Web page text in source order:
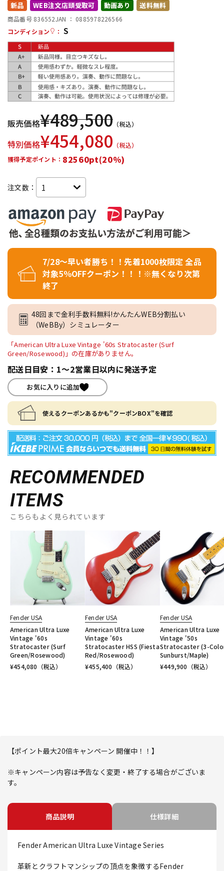
配信/ライブ機器
中古 ヴィンテージ
新品 WEB注文店頭受取可 動画あり 送料無料
商品番号 836552JAN ： 0885978226566
コンディション
： S
販売価格¥489,500 （税込）
特別価格¥454,080 （税込）
獲得予定ポイント： 82560pt(20%)
注文数：
7/28～早い者勝ち！！先着1000枚限定 全品
対象5％OFFクーポン！！！※無くなり次第
終了
48回まで金利手数料無料!かんたんWEB分割払い
（WeBBy）シミュレーター
「American Ultra Luxe Vintage '60s Stratocaster (Surf
Green/Rosewood)」の在庫がありません。
配送日目安：1～2営業日以内に発送予定
お気に入りに追加
使えるクーポンあるかも"クーポンBOX"を確認
RECOMMENDED
ITEMS
こちらもよく見られています
Fender USA
American Ultra Luxe
Vintage '60s
Stratocaster (Surf
Green/Rosewood)
¥454,080 （税込）
Fender USA
American Ultra Luxe
Vintage '60s
Stratocaster HSS (Fiesta
Red/Rosewood)
¥455,400 （税込）
Fender USA
American Ultra Luxe
Vintage '50s
Stratocaster (3-
Sunburst/Maple)
¥449,900 （税込）
【ポイント最大20倍キャンペーン 開催中！！】
※キャンペーン内容は予告なく変更・終了する場合がございま
す。
商品説明 仕様詳細
Fender American Ultra Luxe Vintage Series
革新とクラフトマンシップの頂点を象徴するFender